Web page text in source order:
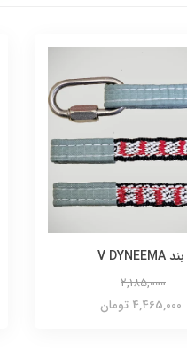
بند V DYNEEMA
2,185,000
4,465,000 تومان